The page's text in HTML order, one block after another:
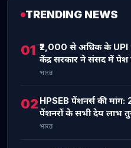
TRENDING NEWS
01 ₹2,000 से अधिक के UPI
केंद्र सरकार ने संसद में पेश
भारत
02 HPSEB पेंशनर्स की
पेंशनरों के सभी देय लाभ
भारत